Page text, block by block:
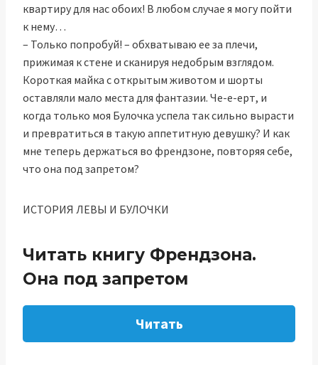
квартиру для нас обоих! В любом случае я могу пойти
к нему…
– Только попробуй! – обхватываю ее за плечи,
прижимая к стене и сканируя недобрым взглядом.
Короткая майка с открытым животом и шорты
оставляли мало места для фантазии. Че-е-ерт, и
когда только моя Булочка успела так сильно вырасти
и превратиться в такую аппетитную девушку? И как
мне теперь держаться во френдзоне, повторяя себе,
что она под запретом?
ИСТОРИЯ ЛЕВЫ И БУЛОЧКИ
Читать книгу Френдзона.
Она под запретом
Читать